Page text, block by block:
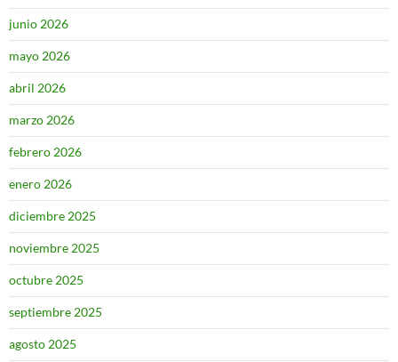
junio 2026
mayo 2026
abril 2026
marzo 2026
febrero 2026
enero 2026
diciembre 2025
noviembre 2025
octubre 2025
septiembre 2025
agosto 2025